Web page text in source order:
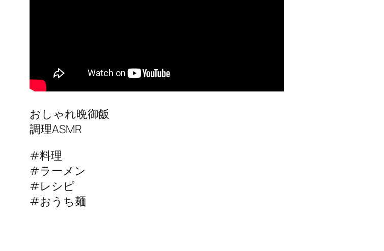
おしゃれ晩御飯
調理ASMR
#料理
#ラーメン
#レシピ
#おうち麺